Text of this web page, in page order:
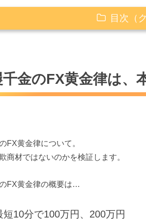
目次（
千金のFX黄金律のビジネスモデルは？
金のFX黄金律まとめ
千金のFX黄金律は詐欺商材？それとも買
金のFX黄金律は、
FX黄金律について。
商材ではないのかを検証します。
FX黄金律の概要は…
短10分で100万円、200万円